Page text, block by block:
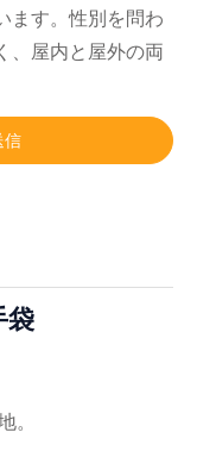
ます。性別を問わ
、屋内と屋外の両
信
袋
。